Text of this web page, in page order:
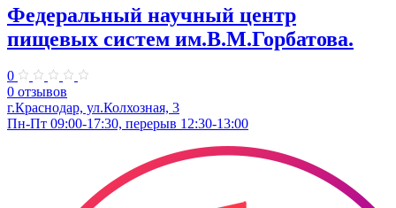
Федеральный научный центр
пищевых систем им.В.М.Горбатова.
0
0 отзывов
г.Краснодар, ул.Колхозная, 3
Пн-Пт 09:00-17:30, перерыв 12:30-13:00